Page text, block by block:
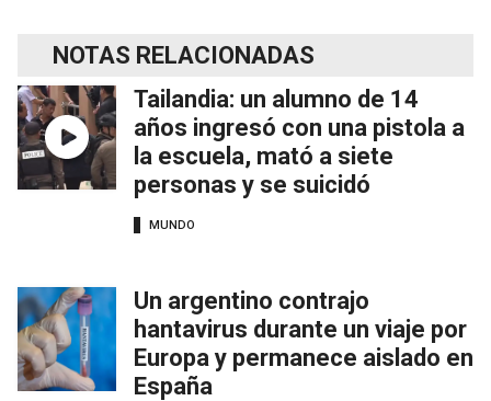
NOTAS RELACIONADAS
Tailandia: un alumno de 14
años ingresó con una pistola a
la escuela, mató a siete
personas y se suicidó
MUNDO
Un argentino contrajo
hantavirus durante un viaje por
Europa y permanece aislado en
España